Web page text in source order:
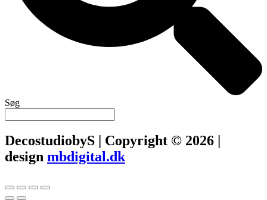
Søg
DecostudiobyS | Copyright © 2026 |
design mbdigital.dk